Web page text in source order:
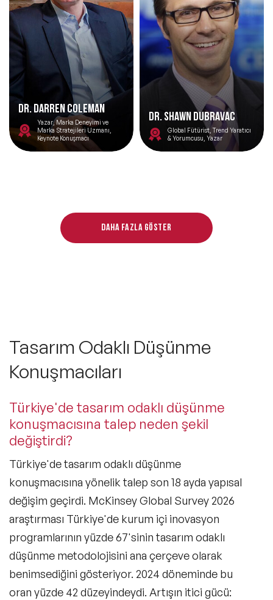
Dr. Darren Coleman
Yazar, Marka Deneyimi ve
Marka Stratejileri Uzmanı,
Keynote Konuşmacı
Dr. Shawn DuBravac
Global Fütürist, Trend Yaratıcı
& Yorumcusu, Yazar
Daha fazla göster
Tasarım Odaklı Düşünme
Konuşmacıları
Türkiye'de tasarım odaklı düşünme
konuşmacısına talep neden şekil
değiştirdi?
Türkiye'de tasarım odaklı düşünme
konuşmacısına yönelik talep son 18 ayda yapısal
değişim geçirdi. McKinsey Global Survey 2026
araştırması Türkiye'de kurum içi inovasyon
programlarının yüzde 67'sinin tasarım odaklı
düşünme metodolojisini ana çerçeve olarak
benimsediğini gösteriyor. 2024 döneminde bu
oran yüzde 42 düzeyindeydi. Artışın itici gücü: